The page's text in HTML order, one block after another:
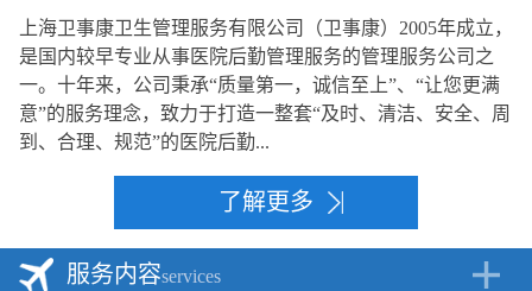
上海卫事康卫生管理服务有限公司（卫事康）2005年成立，
是国内较早专业从事医院后勤管理服务的管理服务公司之
一。十年来，公司秉承“质量第一，诚信至上”、“让您更满
意”的服务理念，致力于打造一整套“及时、清洁、安全、周
到、合理、规范”的医院后勤...
了解更多
服务内容services